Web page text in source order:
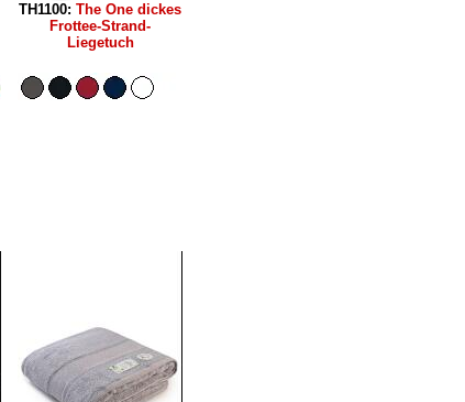
TH1100: The One dickes
Frottee-Strand-
Liegetuch